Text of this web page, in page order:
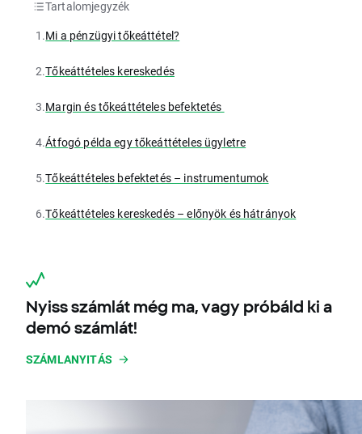
Tartalomjegyzék
1.Mi a pénzügyi tőkeáttétel?
2.Tőkeáttételes kereskedés
3.Margin és tőkeáttételes befektetés
4.Átfogó példa egy tőkeáttételes ügyletre
5.Tőkeáttételes befektetés – instrumentumok
6.Tőkeáttételes kereskedés – előnyök és hátrányok
Nyiss számlát még ma, vagy próbáld ki a
demó számlát!
SZÁMLANYITÁS